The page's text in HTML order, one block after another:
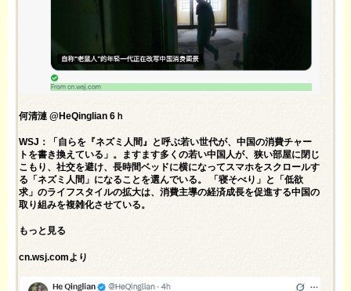
何清漣 @HeQinglian 6ｈ
WSJ：「自らを『ネズミ人間』と呼ぶ若い世代が、中国の消費チャー
トを書き換えている」。ますます多くの若い中国人が、狭い部屋に閉じ
こもり、社交を避け、長時間ベッドに横になってスマホをスクロールす
る「ネズミ人間」になることを選んでいる。 「寝そべり」と「低欲
求」のライフスタイルの拡大は、消費主導の経済成長を促進する中国の
取り組みを複雑化させている。
もっと見る
cn.wsj.comより